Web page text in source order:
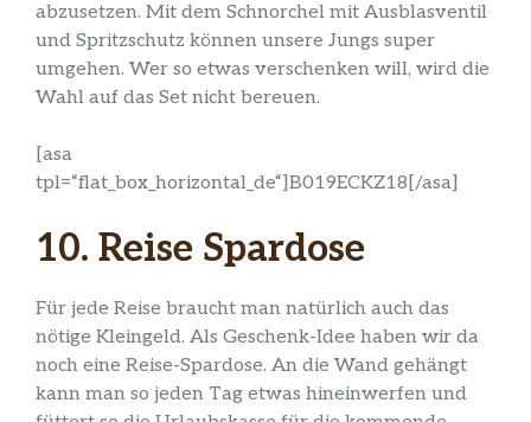
abzusetzen. Mit dem Schnorchel mit Ausblasventil
und Spritzschutz können unsere Jungs super
umgehen. Wer so etwas verschenken will, wird die
Wahl auf das Set nicht bereuen.
[asa
tpl=“flat_box_horizontal_de“]B019ECKZ18[/asa]
10. Reise Spardose
Für jede Reise braucht man natürlich auch das
nötige Kleingeld. Als Geschenk-Idee haben wir da
noch eine Reise-Spardose. An die Wand gehängt
kann man so jeden Tag etwas hineinwerfen und